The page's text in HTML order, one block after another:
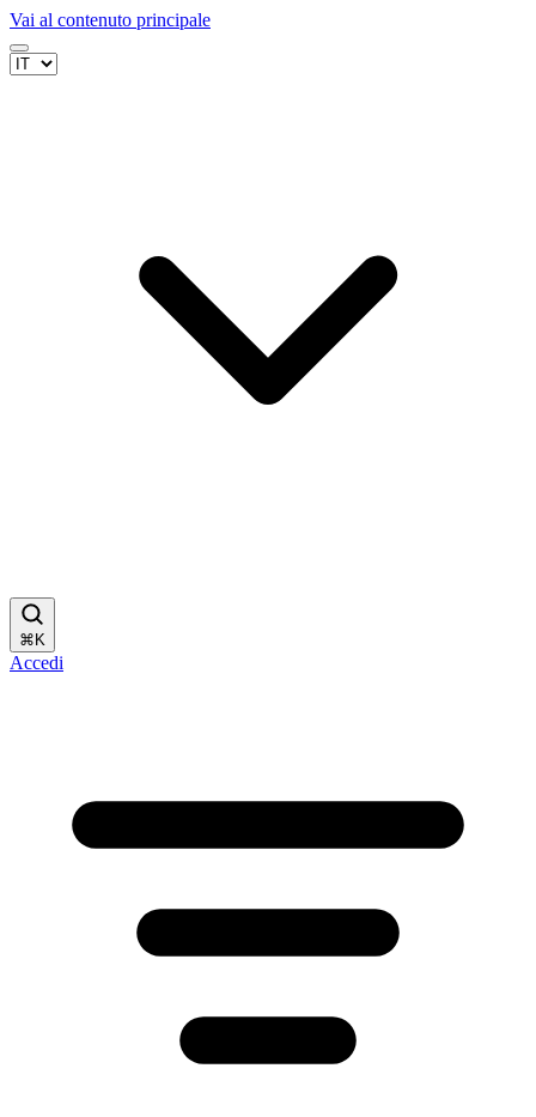
Vai al contenuto principale
⌘ K
Accedi